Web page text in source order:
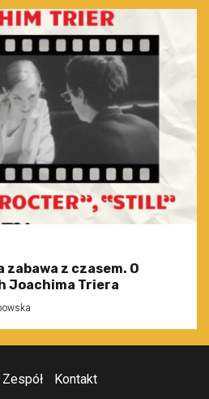
z czasem. O
Joachima Triera
Zespół Kontakt